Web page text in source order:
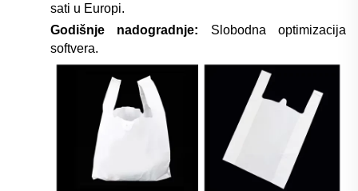
sati u Europi.
Godišnje nadogradnje: Slobodna optimizacija
softvera.